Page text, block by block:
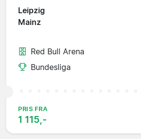
Leipzig
Mainz
Red Bull Arena
Bundesliga
PRIS FRA
1 115,-